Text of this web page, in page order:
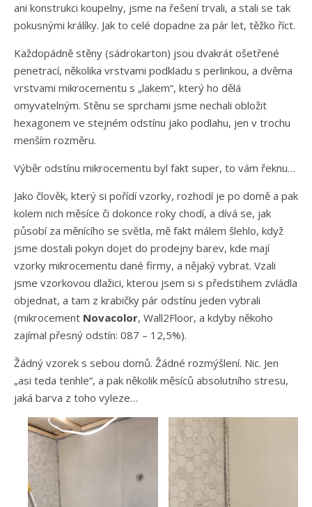
ani konstrukci koupelny, jsme na řešení trvali, a stali se tak
pokusnými králíky. Jak to celé dopadne za pár let, těžko říct.
Každopádně stěny (sádrokarton) jsou dvakrát ošetřené
penetrací, několika vrstvami podkladu s perlinkou, a dvěma
vrstvami mikrocementu s „lakem“, který ho dělá
omyvatelným. Stěnu se sprchami jsme nechali obložit
hexagonem ve stejném odstínu jako podlahu, jen v trochu
menším rozměru.
Výběr odstínu mikrocementu byl fakt super, to vám řeknu…
Jako člověk, který si pořídí vzorky, rozhodí je po domě a pak
kolem nich měsíce či dokonce roky chodí, a dívá se, jak
působí za měnícího se světla, mě fakt málem šlehlo, když
jsme dostali pokyn dojet do prodejny barev, kde mají
vzorky mikrocementu dané firmy, a nějaký vybrat. Vzali
jsme vzorkovou dlažici, kterou jsem si s předstihem zvládla
objednat, a tam z krabičky pár odstínu jeden vybrali
(mikrocement Novacolor, Wall2Floor, a kdyby někoho
zajímal přesný odstín: 087 – 12,5%).
Žádný vzorek s sebou domů. Žádné rozmýšlení. Nic. Jen
„asi teda tenhle“, a pak několik měsíců absolutního stresu,
jaká barva z toho vyleze…